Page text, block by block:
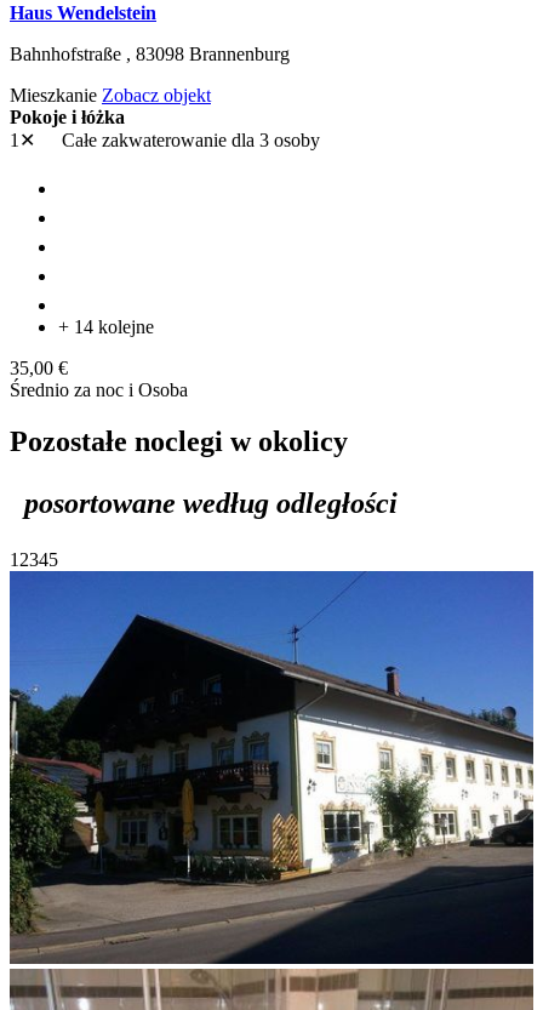
Haus Wendelstein
Bahnhofstraße , 83098 Brannenburg
Mieszkanie Zobacz objekt
Pokoje i łóżka
1✕
Całe zakwaterowanie dla 3 osoby
+ 14 kolejne
35,00 €
Średnio za noc i Osoba
Pozostałe noclegi w okolicy
posortowane według odległości
1 2345